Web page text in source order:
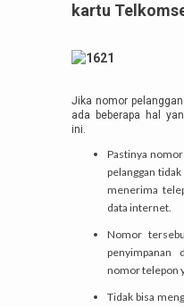
kartu
Jika nomor
ada beberapa hal
ini.
Pastinya
pelanggan
menerima
data internet.
Nomor
penyimpanan
nomor telepon
Tidak bisa